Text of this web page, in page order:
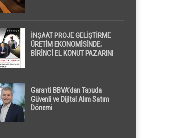
İNŞAAT PROJE GELİŞTİRME
ÜRETİM EKONOMİSİNDE;
BİRİNCİ EL KONUT PAZARINI
Garanti BBVA’dan Tapuda
Güvenli ve Dijital Alım Satım
Dönemi